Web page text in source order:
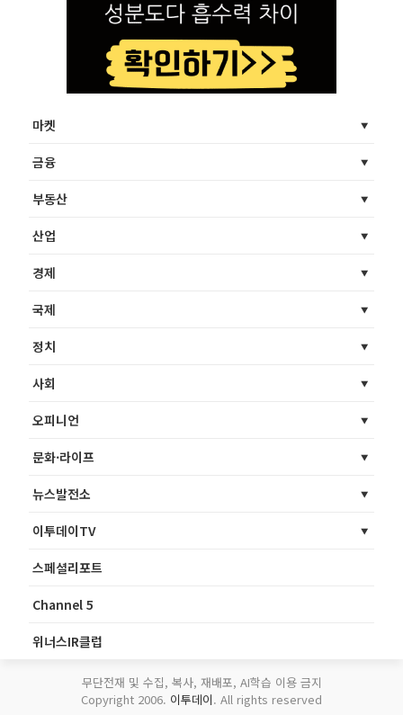
마켓
금융
부동산
산업
경제
국제
정치
사회
오피니언
문화·라이프
뉴스발전소
이투데이TV
스페셜리포트
Channel 5
위너스IR클럽
무단전재 및 수집, 복사, 재배포, AI학습 이용 금지
Copyright 2006. 이투데이. All rights reserved